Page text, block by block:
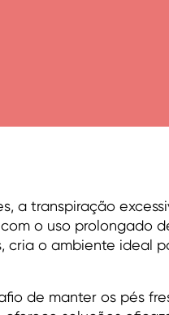
a transpiração
o uso prolongado
cria o ambiente ideal
de manter os pés